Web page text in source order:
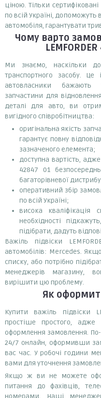
ціною. Тільки
по всій Україні, допоможуть
автомобіля, гарантувати
Чому варто
Ми знаємо, наскільки
транспортного засобу.
автовласники бажають
запчастини для
деталі для авто, ви
вигідного співробітництва:
оригінальна якість
гарантує повну
зазначеного елемента;
доступна вартість,
42847 01
багаторівневої
оперативний збір
по всій Україні;
висока кваліфікація
необхідності
підібрати, дадуть
Важіль підвіски
автомобілів: Mercedes.
списку, або потрібно
менеджерів магазину,
вирішити цю проблему.
Як
Купити важіль підвіски
простіше простого, адже
оформлення замовлення.
24/7 онлайн, оформивши
вас час. У робочі години
вами для уточнення
Якщо ж ви не можете
питання до фахівців,
номерами. Наші